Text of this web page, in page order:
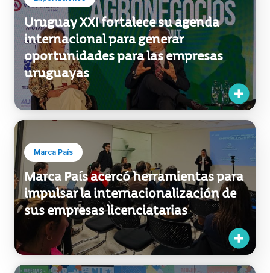
oportunidades en infraestructura y
movilidad urbana en Uruguay
Exportaciones
Uruguay XXI fortalece su agenda
internacional para generar
oportunidades para las empresas
uruguayas
Marca País